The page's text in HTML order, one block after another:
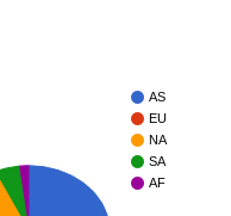
AS
EU
NA
SA
AF